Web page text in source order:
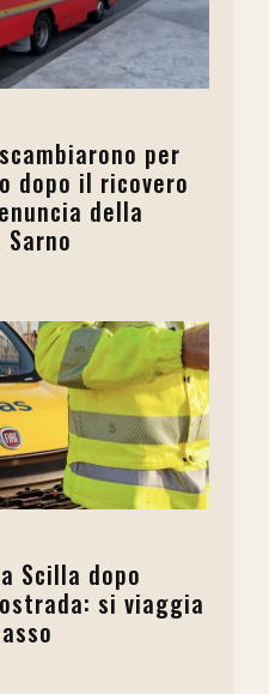
per
dopo il ricovero
della
Scilla dopo
si viaggia